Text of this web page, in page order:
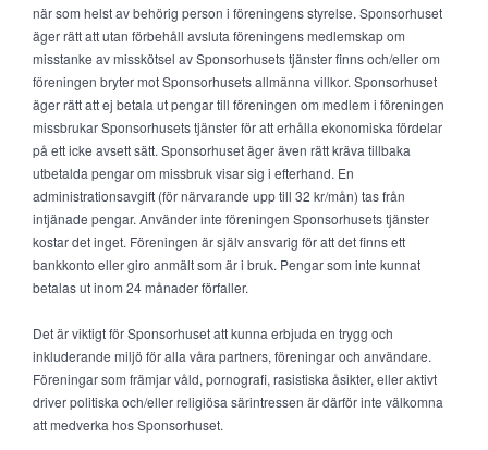
när som helst av behörig person i föreningens styrelse. Sponsorhuset
äger rätt att utan förbehåll avsluta föreningens medlemskap om
misstanke av misskötsel av Sponsorhusets tjänster finns och/eller om
föreningen bryter mot Sponsorhusets allmänna villkor. Sponsorhuset
äger rätt att ej betala ut pengar till föreningen om medlem i föreningen
missbrukar Sponsorhusets tjänster för att erhålla ekonomiska fördelar
på ett icke avsett sätt. Sponsorhuset äger även rätt kräva tillbaka
utbetalda pengar om missbruk visar sig i efterhand. En
administrationsavgift (för närvarande upp till 32 kr/mån) tas från
intjänade pengar. Använder inte föreningen Sponsorhusets tjänster
kostar det inget. Föreningen är själv ansvarig för att det finns ett
bankkonto eller giro anmält som är i bruk. Pengar som inte kunnat
betalas ut inom 24 månader förfaller.
Det är viktigt för Sponsorhuset att kunna erbjuda en trygg och
inkluderande miljö för alla våra partners, föreningar och användare.
Föreningar som främjar våld, pornografi, rasistiska åsikter, eller aktivt
driver politiska och/eller religiösa särintressen är därför inte välkomna
att medverka hos Sponsorhuset.